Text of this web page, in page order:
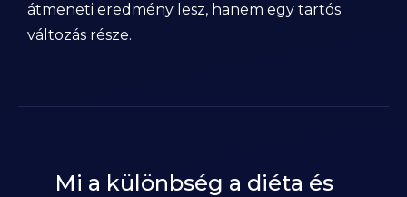
átmeneti eredmény lesz, hanem egy tartós
változás része.
Mi a különbség a diéta és